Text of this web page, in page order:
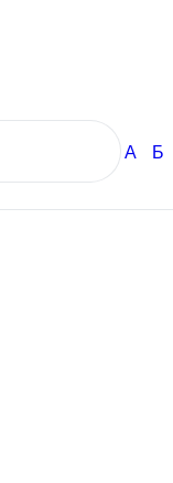
А Б